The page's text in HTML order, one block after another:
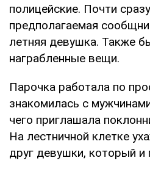
полицейские. Почти
предполагаемая
летняя девушка. Также
награбленные вещи.
Парочка работала по
знакомилась с
чего приглашала
На лестничной клетке
друг девушки, который и